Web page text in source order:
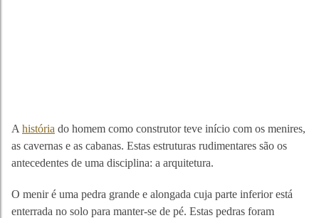
A história do homem como construtor teve início com os menires,
as cavernas e as cabanas. Estas estruturas rudimentares são os
antecedentes de uma disciplina: a arquitetura.
O menir é uma pedra grande e alongada cuja parte inferior está
enterrada no solo para manter-se de pé. Estas pedras foram